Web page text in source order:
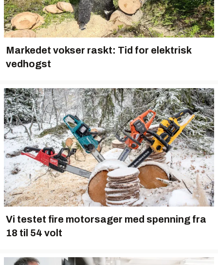
Markedet vokser raskt: Tid for elektrisk
vedhogst
Vi testet fire motorsager med spenning fra
18 til 54 volt